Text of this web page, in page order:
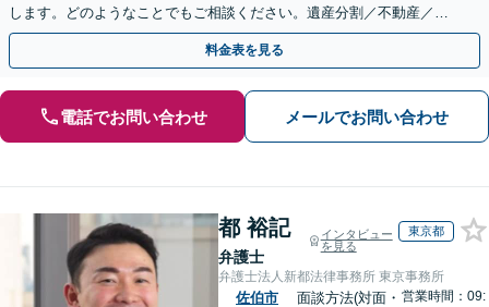
します。どのようなことでもご相談ください。遺産分割／不動産／遺
言書／使い込み／寄与分／遺留分／相続放棄【完全個室】
料金表を見る
電話でお問い合わせ メールでお問い合わせ
都 裕記
弁護士
インタビュー
を見る
東京都
弁護士法人新都法律事務所 東京事務所
佐伯市
面談方法(対面・ 営業時間：09: